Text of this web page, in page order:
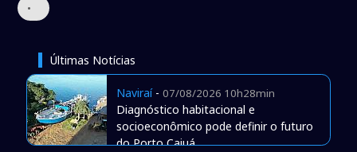
•
Últimas Notícias
Naviraí- 07/08/2026 10h28min
Diagnóstico habitacional e
socioeconômico pode definir o futuro
do Porto Caiuá